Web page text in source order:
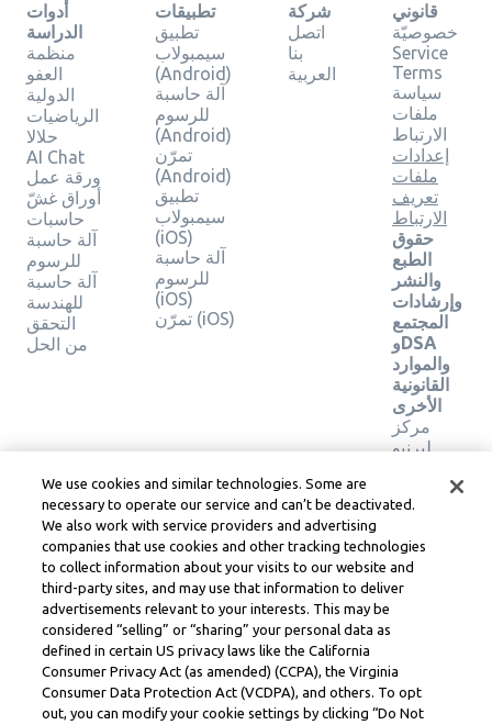
أدوات
الدراسة
منظمة
العفو
الدولية
الرياضيات
حلالا
AI Chat
ورقة عمل
أوراق غشّ
حاسبات
آلة حاسبة
للرسوم
آلة حاسبة
للهندسة
التحقق
من الحل
تطبيقات
تطبيق
سيمبولاب
(Android)
آلة حاسبة
للرسوم
(Android)
تمرّن
(Android)
تطبيق
سيمبولاب
(iOS)
آلة حاسبة
للرسوم
(iOS)
تمرّن (iOS)
شركة
اتصل
بنا
العربية
قانوني
خصوصيّة
Service
Terms
سياسة
ملفات
الارتباط
إعدادات
ملفات
تعريف
الارتباط
حقوق
الطبع
والنشر
وإرشادات
المجتمع
وDSA
والموارد
القانونية
الأخرى
مركز
ليرنيو
خدمة
Symbolab, a Learneo, Inc. business
© Learneo, Inc. 2024
We use cookies and similar technologies. Some are
necessary to operate our service and can’t be deactivated.
We also work with service providers and advertising
companies that use cookies and other tracking technologies
to collect information about your visits to our website and
third-party sites, and may use that information to deliver
advertisements relevant to your interests. This may be
considered “selling” or “sharing” your personal data as
defined in certain US privacy laws like the California
Consumer Privacy Act (as amended) (CCPA), the Virginia
Consumer Data Protection Act (VCDPA), and others. To opt
out, you can modify your cookie settings by clicking “Do Not